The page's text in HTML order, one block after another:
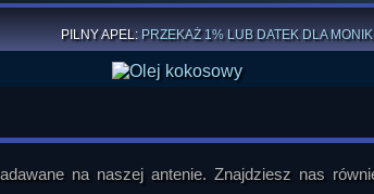
PILNY APEL: PRZEKAŻ 1% LUB DATEK DLA MONIKI
PARANORMALNEGO BLOGA
na naszej antenie. Znajdziesz nas